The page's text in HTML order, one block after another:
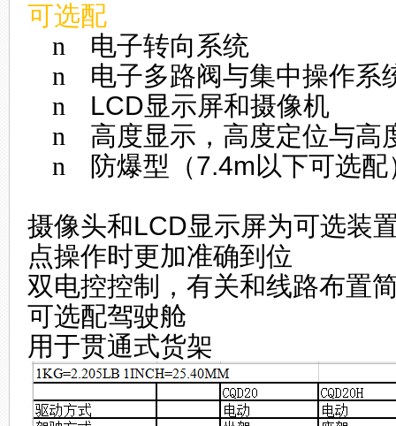
可选配
n
电子转向系统
n
电子多路阀与集中操作系
n
LCD显示屏和摄像机
n
高度显示，高度定位与高
n
防爆型（7.4m 以下可选配
摄像头和LCD显示屏为可选装
点操作时更加准确到位
双电控控制，有关和线路布置
可选配驾驶舱
用于贯通式货架